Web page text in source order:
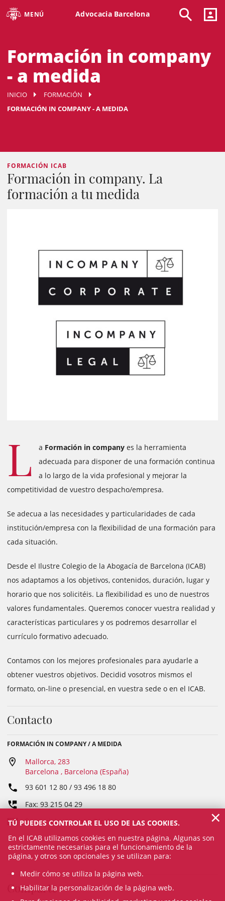
MENÚ Advocacia Barcelona
Formación in company
- a medida
INICIO
FORMACIÓN
FORMACIÓN IN COMPANY - A MEDIDA
FORMACIÓN ICAB
Formación in company. La
formación a tu medida
L a Formación in company es la herramienta
adecuada para disponer de una formación continua
a lo largo de la vida profesional y mejorar la
competitividad de vuestro despacho/empresa.
Se adecua a las necesidades y particularidades de cada
institución/empresa con la flexibilidad de una formación para
cada situación.
Desde el Ilustre Colegio de la Abogacía de Barcelona (ICAB)
nos adaptamos a los objetivos, contenidos, duración, lugar y
horario que nos solicitéis. La flexibilidad es uno de nuestros
valores fundamentales. Queremos conocer vuestra realidad y
características particulares y os podremos desarrollar el
currículo formativo adecuado.
Contamos con los mejores profesionales para ayudarle a
obtener vuestros objetivos. Decidid vosotros mismos el
formato, on-line o presencial, en vuestra sede o en el ICAB.
Contacto
FORMACIÓN IN COMPANY / A MEDIDA
Mallorca, 283
Barcelona , Barcelona (España)
93 601 12 80 / 93 496 18 80
Fax: 93 215 04 29
formacioincompany@icab.cat
Comparte
TÚ PUEDES CONTROLAR EL USO DE LAS COOKIES.
En el ICAB utilizamos cookies en nuestra página. Algunas son
estrictamente necesarias para el funcionamiento de la
página, y otros son opcionales y se utilizan para:
Medir cómo se utiliza la página web.
Habilitar la personalización de la página web.
×